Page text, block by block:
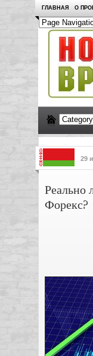
ГЛАВНАЯ О
29
Реально
Форекс?